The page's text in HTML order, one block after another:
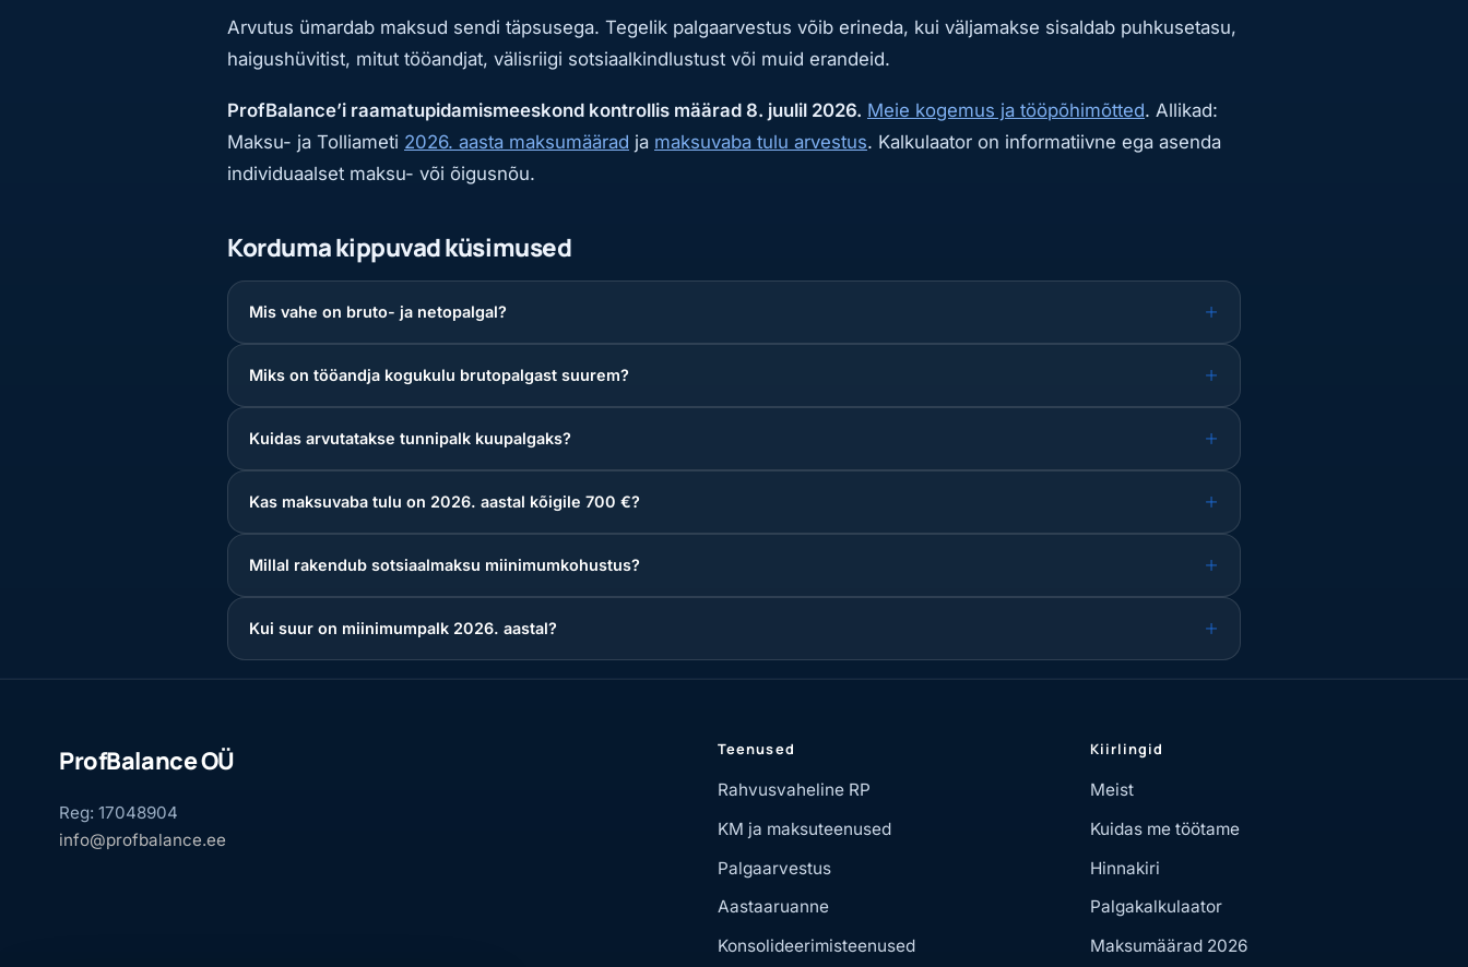
Arvutus ümardab maksud sendi täpsusega. Tegelik palgaarvestus võib erineda, kui väljamakse sisaldab puhkusetasu,
haigushüvitist, mitut tööandjat, välisriigi sotsiaalkindlustust või muid erandeid.
ProfBalance’i raamatupidamismeeskond kontrollis määrad 8. juulil 2026. Meie kogemus ja tööpõhimõtted. Allikad:
Maksu- ja Tolliameti 2026. aasta maksumäärad ja maksuvaba tulu arvestus. Kalkulaator on informatiivne ega asenda
individuaalset maksu- või õigusnõu.
Korduma kippuvad küsimused
Mis vahe on bruto- ja netopalgal?
Miks on tööandja kogukulu brutopalgast suurem?
Kuidas arvutatakse tunnipalk kuupalgaks?
Kas maksuvaba tulu on 2026. aastal kõigile 700 €?
Millal rakendub sotsiaalmaksu miinimumkohustus?
Kui suur on miinimumpalk 2026. aastal?
ProfBalance OÜ
Reg: 17048904
info@profbalance.ee
Teenused
Rahvusvaheline RP
KM ja maksuteenused
Palgaarvestus
Aastaaruanne
Konsolideerimisteenused
Kiirlingid
Meist
Kuidas me töötame
Hinnakiri
Palgakalkulaator
Maksumäärad 2026